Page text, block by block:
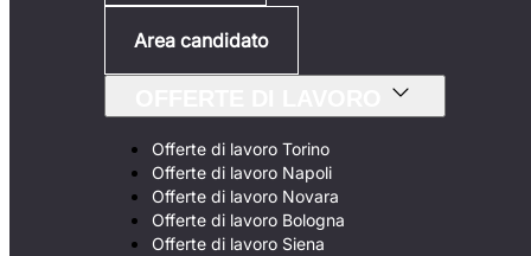
Area candidato
Offerte di lavoro Torino
Offerte di lavoro Napoli
Offerte di lavoro Novara
Offerte di lavoro Bologna
Offerte di lavoro Siena